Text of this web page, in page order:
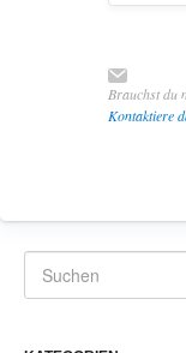
Brauchst du
Kontaktiere